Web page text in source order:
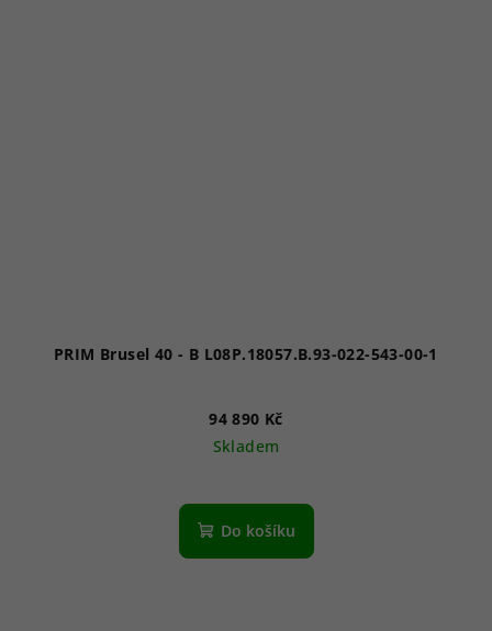
PRIM Brusel 40 - B L08P.18057.B.93-022-543-00-1
94 890 Kč
Skladem
Do košíku